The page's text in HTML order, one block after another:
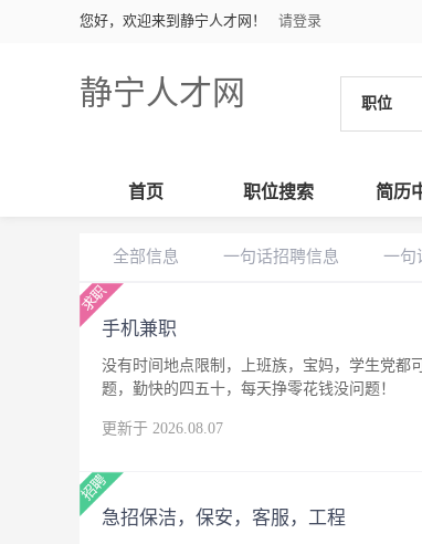
您好，欢迎来到静宁人才网！ 请登录
静宁人才网 职位
首页 职位搜索 简历
全部信息 一句话招聘信息 一句
手机兼职
没有时间地点限制，上班族，宝妈，学生党都
题，勤快的四五十，每天挣零花钱没问题！
更新于 2026.08.07
急招保洁，保安，客服，工程